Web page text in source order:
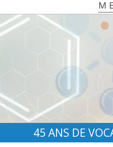
45 ANS DE